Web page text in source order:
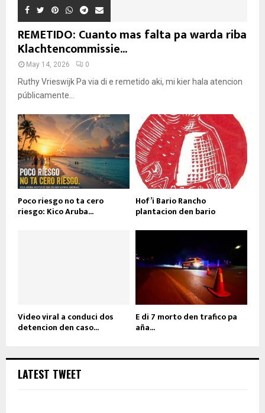
REMETIDO: Cuanto mas falta pa warda riba
Klachtencommissie...
May 14, 2026 0
Ruthy Vrieswijk Pa via di e remetido aki, mi kier hala atencion
públicamente...
Poco riesgo no ta cero
riesgo: Kico Aruba...
Hof’i Bario Rancho
plantacion den bario
Video viral a conduci dos
detencion den caso...
E di 7 morto den trafico pa
aña...
LATEST TWEET